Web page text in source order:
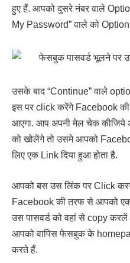
हुए हैं. आपको दुसरे नंबर वाले
My Password” वाले को
उसके बाद “Continue” वाले
इस पर click करेंगे Facebook
आएगा. आप अपनी मेल चेक कीजिये
को खोलेंगे तो उसमे आपको
लिए एक Link दिया हुआ होता है.
आपको बस उस लिंक पर Click
Facebook की तरफ से आपको एक
उस पासवर्ड को वहां से copy
आपको वापिस फेसबुक के
करते हैं.